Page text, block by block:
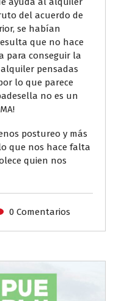
del acuerdo de
se habían
que no hace
para conseguir la
pensadas
lo que parece
no es un
postureo y más
que nos hace falta
quien nos
0 Comentarios